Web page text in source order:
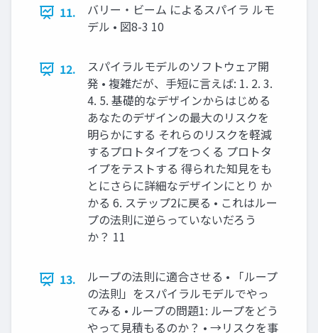
11.
バリー・ビーム によるスパイラ ルモ
デル • 図8-3 10
12.
スパイラルモデルのソフトウェア開
発 • 複雑だが、手短に言えば: 1. 2. 3.
4. 5. 基礎的なデザインからはじめる
あなたのデザインの最大のリスクを
明らかにする それらのリスクを軽減
するプロトタイプをつくる プロトタ
イプをテストする 得られた知見をも
とにさらに詳細なデザインにとり か
かる 6. ステップ2に戻る • これはルー
プの法則に逆らっていないだろう
か？ 11
13.
ループの法則に適合させる • 「ループ
の法則」をスパイラルモデルでやっ
てみる • ループの問題1: ループをどう
やって見積もるのか？ • →リスクを事